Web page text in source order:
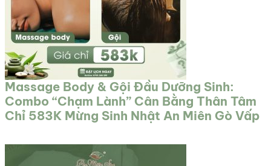
Massage Body & Gội Đầu Dưỡng Sinh:
Combo “Chạm Lành” Cân Bằng Thân Tâm
Chỉ 583K Mừng Sinh Nhật An Miên Gò Vấp